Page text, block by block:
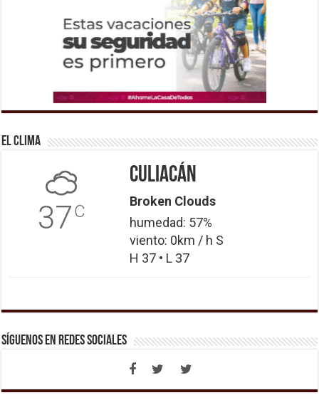
El Clima
37C
Culiacán
Broken Clouds
humedad: 57%
viento: 0km / h S
H 37 • L 37
Síguenos en Redes Sociales